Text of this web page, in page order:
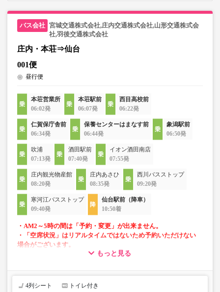
宮城交通株式会社,庄内交通株式会社,山形交通株式会
社,羽後交通株式会社
庄内・本荘⇒仙台
001便
昼行便
本荘営業所
06:02発
本荘駅前
06:07発
西目高校前
06:22発
仁賀保庁舎前
06:34発
保養センターはまなす前
06:44発
象潟駅前
06:50発
吹浦
07:13発
酒田駅前
07:40発
イオン酒田南店
07:55発
庄内観光物産館
08:20発
庄内あさひ
08:35発
西川バスストップ
09:20発
寒河江バスストップ
09:40発
仙台駅前（降車）
10:50着
・AM2～5時の間は「予約・変更」が出来ません。
・「空席状況」はリアルタイムではないため予約いただけない
場合がございます。
・車内トイレ完備で長旅でも安心
もっと見る
4列シート トイレ付き